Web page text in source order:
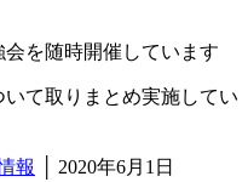
会を随時開催しています
いて取りまとめ実施してい
報 │ 2020年6月1日